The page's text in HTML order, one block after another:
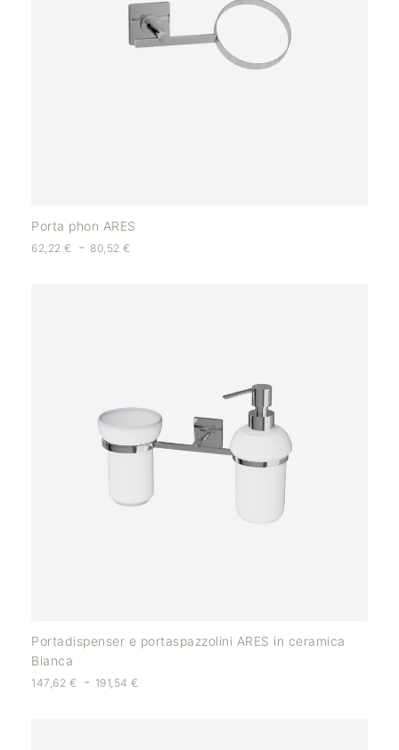
Porta phon ARES
62,22 € - 80,52€
Portadispenser e portaspazzolini ARES in ceramica
Bianca
147,62 € - 191,54€